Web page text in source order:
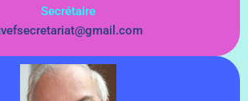
Secrétaire